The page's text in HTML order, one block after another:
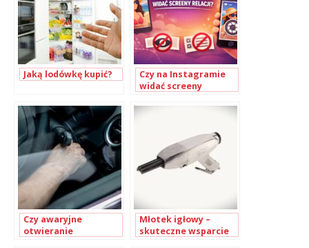
Jaką lodówkę kupić?
Czy na Instagramie
widać screeny
Czy awaryjne
otwieranie
Młotek igłowy –
skuteczne wsparcie